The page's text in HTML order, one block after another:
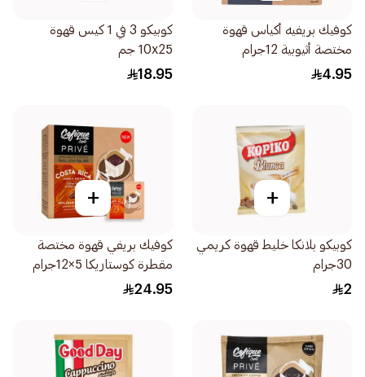
كوفيك بريفيه أكياس قهوة
مختصة أثيوبية 12جرام
4.95
كوبيكو 3 في 1 كيس قهوة
10x25 جم
18.95
+
كوبيكو بلانكا خليط قهوة كريمي
30جرام
2
+
كوفيك بريفي قهوة مختصة
مقطرة كوستاريكا 5×12جرام
24.95